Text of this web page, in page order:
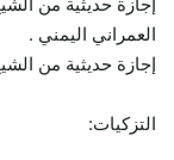
إجازة حديثية من
العمراني اليمني .
إجازة حديثية من
التزكيات: